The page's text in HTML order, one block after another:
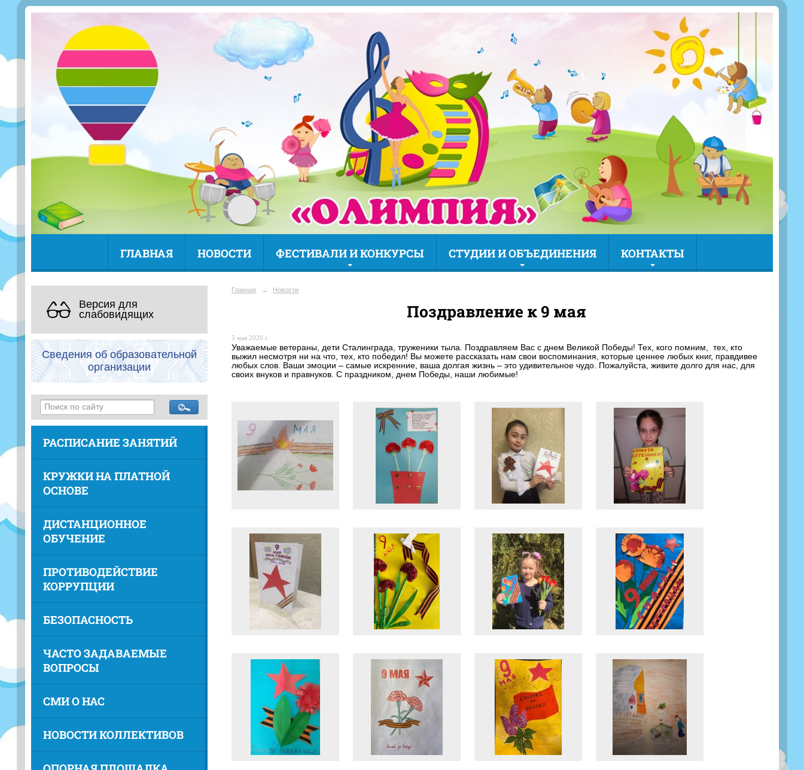
ГЛАВНАЯ НОВОСТИ ФЕСТИВАЛИ И КОНКУРСЫ СТУДИИ И ОБЪЕДИНЕНИЯ КОНТАКТЫ
Версия для
слабовидящих
Сведения об образовательной
организации
РАСПИСАНИЕ ЗАНЯТИЙ
КРУЖКИ НА ПЛАТНОЙ
ОСНОВЕ
ДИСТАНЦИОННОЕ
ОБУЧЕНИЕ
ПРОТИВОДЕЙСТВИЕ
КОРРУПЦИИ
БЕЗОПАСНОСТЬ
ЧАСТО ЗАДАВАЕМЫЕ
ВОПРОСЫ
СМИ О НАС
НОВОСТИ КОЛЛЕКТИВОВ
Главная → Новости
Поздравление к 9 мая
5 мая 2020 г.
Уважаемые ветераны, дети Сталинграда, труженики тыла. Поздравляем Вас с днем Великой Победы! Тех, кого помним, тех, кто
выжил несмотря ни на что, тех, кто победил! Вы можете рассказать нам свои воспоминания, которые ценнее любых книг, правдивее
любых слов. Ваши эмоции – самые искренние, ваша долгая жизнь – это удивительное чудо. Пожалуйста, живите долго для нас, для
своих внуков и правнуков. С праздником, днем Победы, наши любимые!